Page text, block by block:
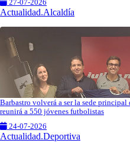
27-07-2026
Actualidad.Alcaldía
Barbastro volverá a ser la sede
reunirá a 550 jóvenes futbolistas
24-07-2026
Actualidad.Deportiva